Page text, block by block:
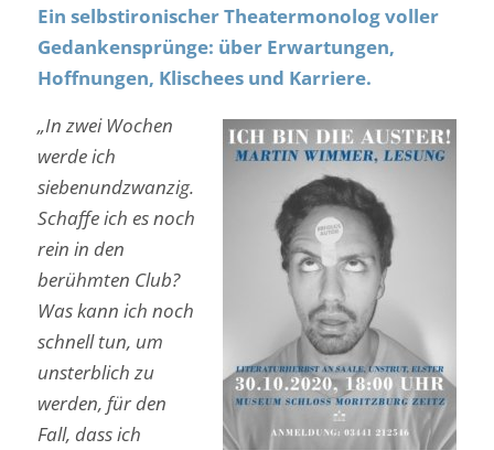
Ein selbstironischer Theatermonolog voller
Gedankensprünge: über Erwartungen,
Hoffnungen, Klischees und Karriere.
„In zwei Wochen
werde ich
siebenundzwanzig.
Schaffe ich es noch
rein in den
berühmten Club?
Was kann ich noch
schnell tun, um
unsterblich zu
werden, für den
Fall, dass ich